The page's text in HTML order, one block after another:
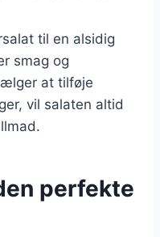
til en alsidig
smag og
at tilføje
vil salaten altid
perfekte